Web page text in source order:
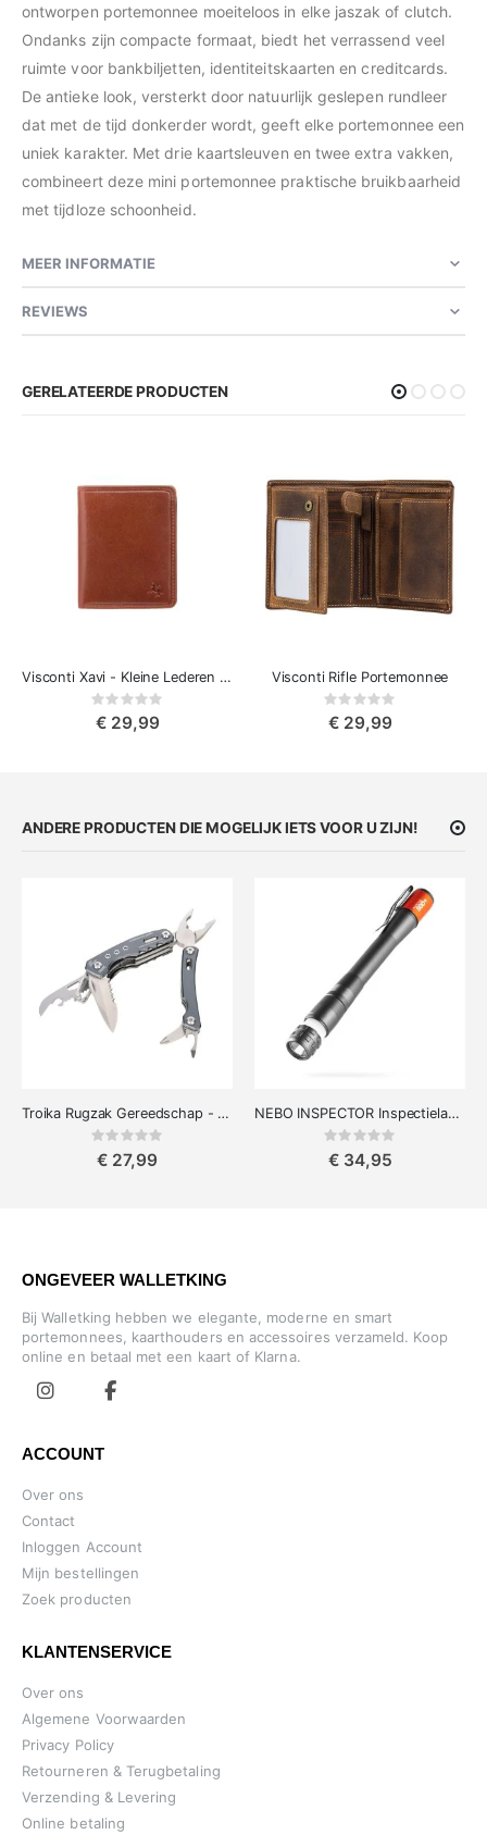
ontworpen portemonnee moeiteloos in elke jaszak of clutch.
Ondanks zijn compacte formaat, biedt het verrassend veel
ruimte voor bankbiljetten, identiteitskaarten en creditcards.
De antieke look, versterkt door natuurlijk geslepen rundleer
dat met de tijd donkerder wordt, geeft elke portemonnee een
uniek karakter. Met drie kaartsleuven en twee extra vakken,
combineert deze mini portemonnee praktische bruikbaarheid
met tijdloze schoonheid.
MEER INFORMATIE
REVIEWS
GERELATEERDE PRODUCTEN
Visconti Xavi - Kleine Lederen Portemonnee
Rating:
€ 29,99
Visconti Rifle Portemonnee
Rating:
€ 29,99
ANDERE PRODUCTEN DIE MOGELIJK IETS VOOR U ZIJN!
Troika Rugzak Gereedschap - 15 Functies Multitool voor Elke Situatie
Rating:
€ 27,99
NEBO INSPECTOR Inspectielamp- Penlamp 500+ FLEX Oplaadbaar
Rating:
€ 34,95
ONGEVEER WALLETKING
Bij Walletking hebben we elegante, moderne en smart
portemonnees, kaarthouders en accessoires verzameld. Koop
online en betaal met een kaart of Klarna.
ACCOUNT
Over ons
Contact
Inloggen Account
Mijn bestellingen
Zoek producten
KLANTENSERVICE
Over ons
Algemene Voorwaarden
Privacy Policy
Retourneren & Terugbetaling
Verzending & Levering
Online betaling